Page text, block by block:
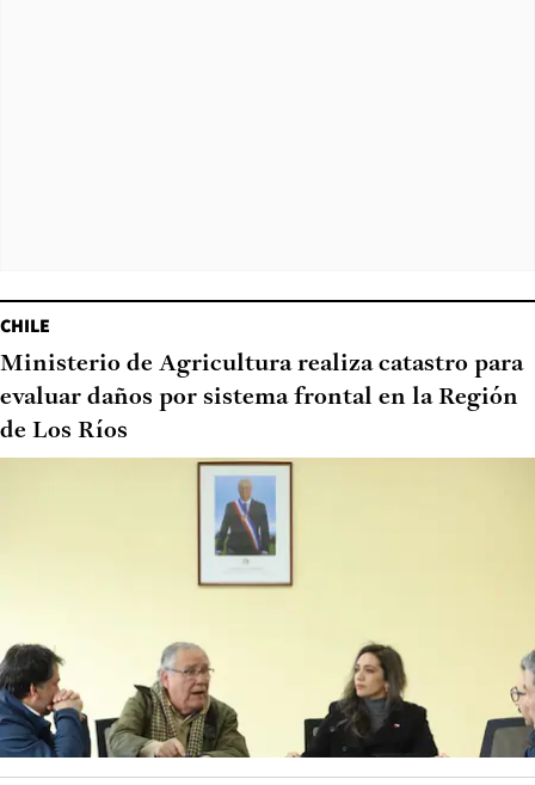
CHILE
Ministerio de Agricultura realiza catastro para
evaluar daños por sistema frontal en la Región
de Los Ríos